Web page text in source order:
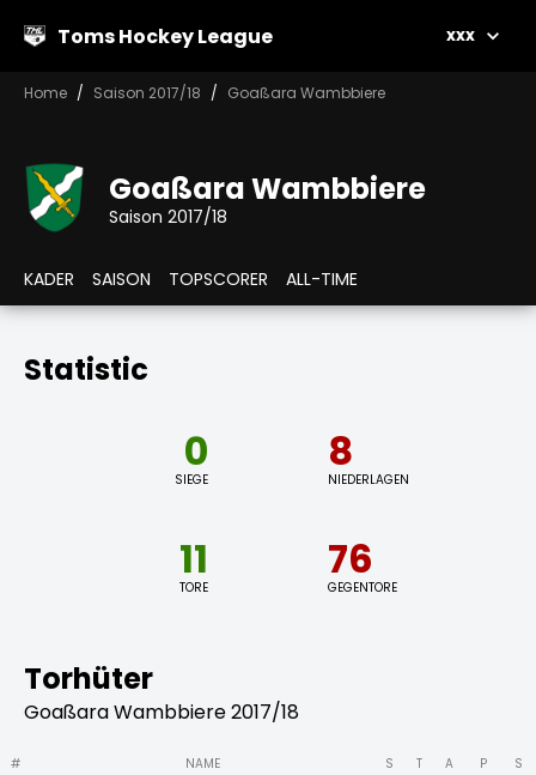
Toms Hockey League xxx
Home Saison 2017/18 Goaßara Wambbiere
Goaßara Wambbiere
Saison 2017/18
KADER SAISON TOPSCORER ALL-TIME
Statistic
0
SIEGE
8
NIEDERLAGEN
11
TORE
76
GEGENTORE
Torhüter
Goaßara Wambbiere 2017/18
# NAME S T A P S